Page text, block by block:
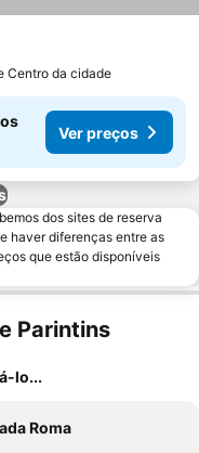
Centro da cidade
Ver preços
dos sites de reserva
haver diferenças entre as
que estão disponíveis
Parintins
lo...
Roma